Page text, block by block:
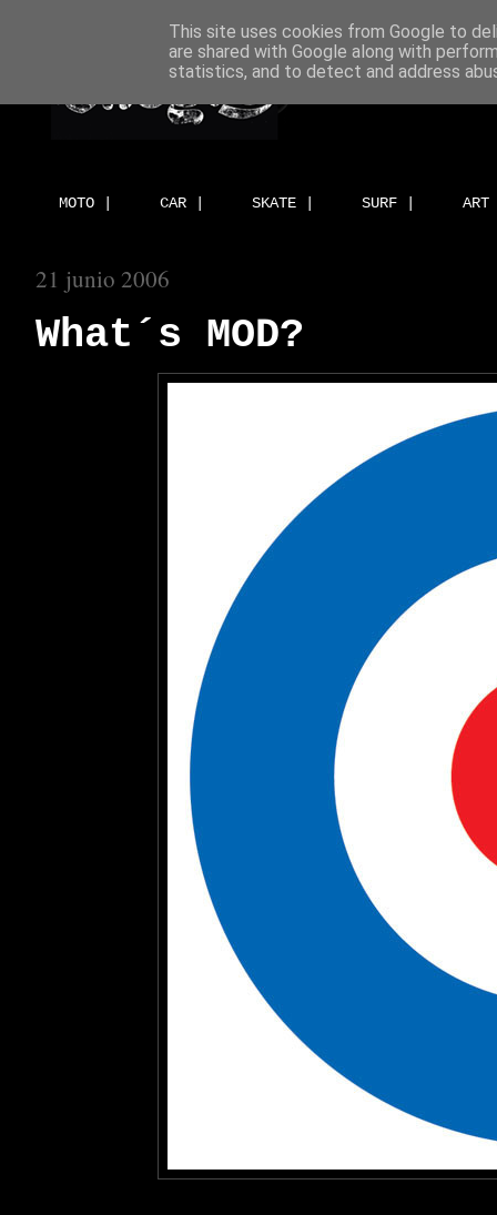
MOTO | CAR | SKATE | SURF |
21 junio 2006
What´s MOD?
This site uses cookies from Google to
are shared with Google along with
statistics, and to detect and address